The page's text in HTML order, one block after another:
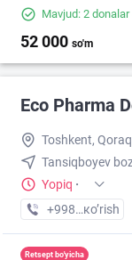
Mavjud: 2 donalar
52 000 so'm
Eco Pharma
Toshkent,
Tansiqboyev
Yopiq ·
+998 (99) XXX-
кo’rish
Retsept bo'yicha